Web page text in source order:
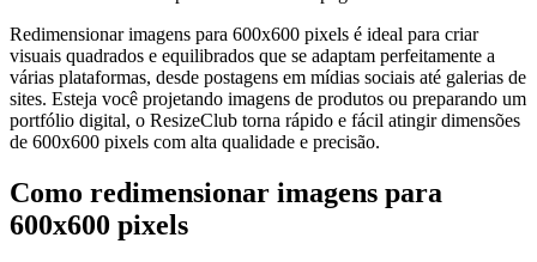
Redimensionar imagens para 600x600 pixels é ideal para criar
visuais quadrados e equilibrados que se adaptam perfeitamente a
várias plataformas, desde postagens em mídias sociais até galerias de
sites. Esteja você projetando imagens de produtos ou preparando um
portfólio digital, o ResizeClub torna rápido e fácil atingir dimensões
de 600x600 pixels com alta qualidade e precisão.
Como redimensionar imagens para
600x600 pixels